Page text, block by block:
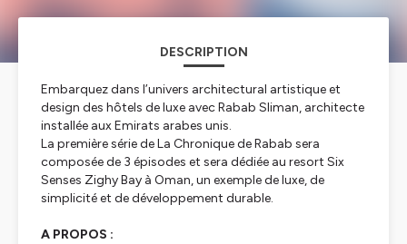
DESCRIPTION
Embarquez dans l’univers architectural artistique et
design des hôtels de luxe avec Rabab Sliman, architecte
installée aux Emirats arabes unis.
La première série de La Chronique de Rabab sera
composée de 3 épisodes et sera dédiée au resort Six
Senses Zighy Bay à Oman, un exemple de luxe, de
simplicité et de développement durable.
A PROPOS :